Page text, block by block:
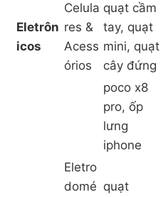
Eletrôn
icos
Celula
res &
Acess
órios
quạt cầm
tay, quạt
mini, quạt
cây đứng
poco x8
pro, ốp
lưng
iphone
Eletro
domé quạt